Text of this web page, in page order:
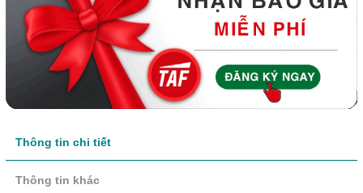
Thông tin chi tiết
Thông tin khác